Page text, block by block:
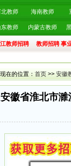
教师 海南教师
东教师 内蒙古教师
教师招聘 教师招聘 事
在的位置： 首页 >> 安徽
安徽省淮北市